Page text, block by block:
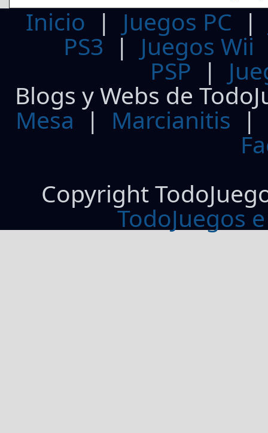
Inicio | Juegos PC
PS3| Juegos Wii
PSP |
Blogs y Webs de
Mesa | Marcianitis |
Copyright
TodoJuegos